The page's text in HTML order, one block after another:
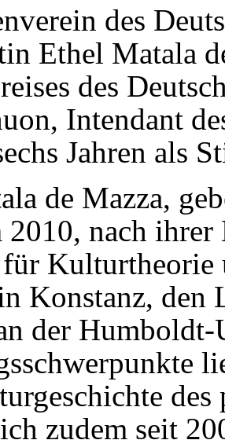
des
Ethel Matala
des
Intendant
Jahren als
de Mazza,
2010, nach
für
Konstanz, den
der
zudem seit